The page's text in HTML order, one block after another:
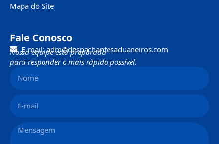
Mapa do Site
Fale Conosco
E-mail: adm@despachantesaduaneiros.com
Nossa equipe está preparada
para responder o mais rápido possível.